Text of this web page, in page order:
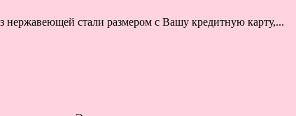
стали размером с Вашу кредитную карту,...